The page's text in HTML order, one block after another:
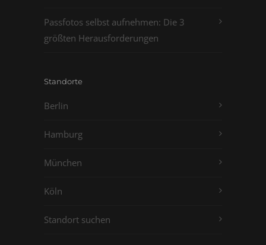
Passfotos selbst aufnehmen: Die 3
größten Herausforderungen
Standorte
Berlin
Hamburg
München
Köln
Standort suchen